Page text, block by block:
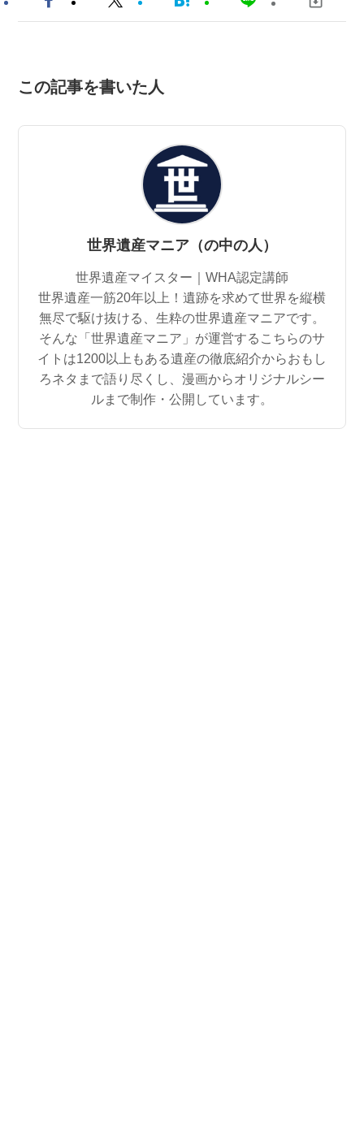
この記事を書いた人
世界遺産マニア（の中の人）
世界遺産マイスター｜WHA認定講師
世界遺産一筋20年以上！遺跡を求めて世界を縦横
無尽で駆け抜ける、生粋の世界遺産マニアです。
そんな「世界遺産マニア」が運営するこちらのサ
イトは1200以上もある遺産の徹底紹介からおもし
ろネタまで語り尽くし、漫画からオリジナルシー
ルまで制作・公開しています。